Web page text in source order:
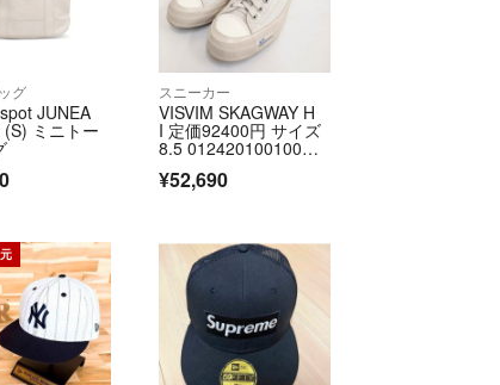
しく異なる場合
ります。
連絡、返品受付後5日以内に当店に商品をご
た場合、初期不良等の場合でも対応いたし
け取られた際に状態の確認をお願いいたしま
サービス代等の商品代金以上のご請求、不良
ては、いかなる理由でもご返品をお断りさ
。
パートナーです。
ts/official/law/vtr/
ts/official/law/vtr/#return_policy
グ
JUNEA
(S) ミニトー
スニーカー
VISVIM SKAGWAY H
I 定価92400円 サイズ
8.5 012420100100
ー 24SS アイボリ
¥52,690